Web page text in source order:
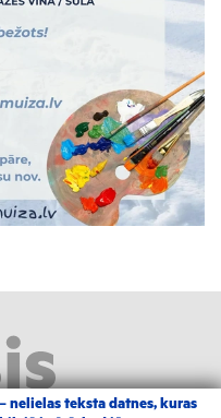
nelielas teksta datnes, kuras